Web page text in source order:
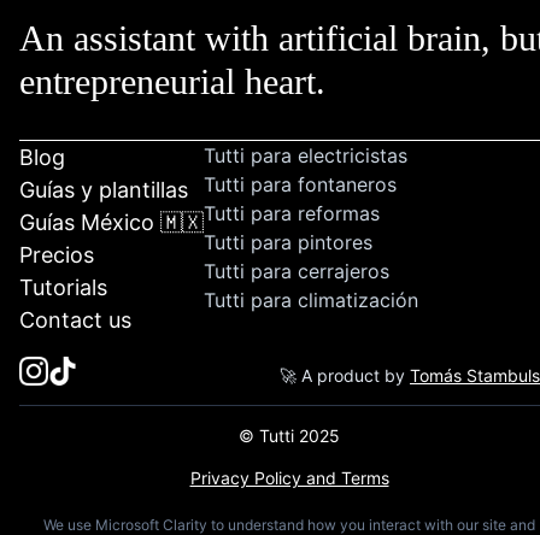
An assistant with artificial brain,
entrepreneurial heart.
Blog
Guías y plantillas
Guías México 🇲🇽
Precios
Tutorials
Contact us
Tutti para electricistas
Tutti para fontaneros
Tutti para reformas
Tutti para pintores
Tutti para cerrajeros
Tutti para climatización
🚀 A product by Tomás
© Tutti 2025
Privacy Policy and Terms
We use Microsoft Clarity to understand how you interact with our site and